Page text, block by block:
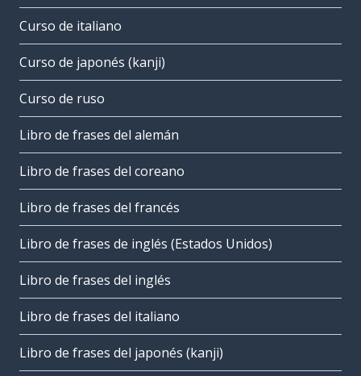
Curso de italiano
Curso de japonés (kanji)
Curso de ruso
Libro de frases del alemán
Libro de frases del coreano
Libro de frases del francés
Libro de frases de inglés (Estados Unidos)
Libro de frases del inglés
Libro de frases del italiano
Libro de frases del japonés (kanji)